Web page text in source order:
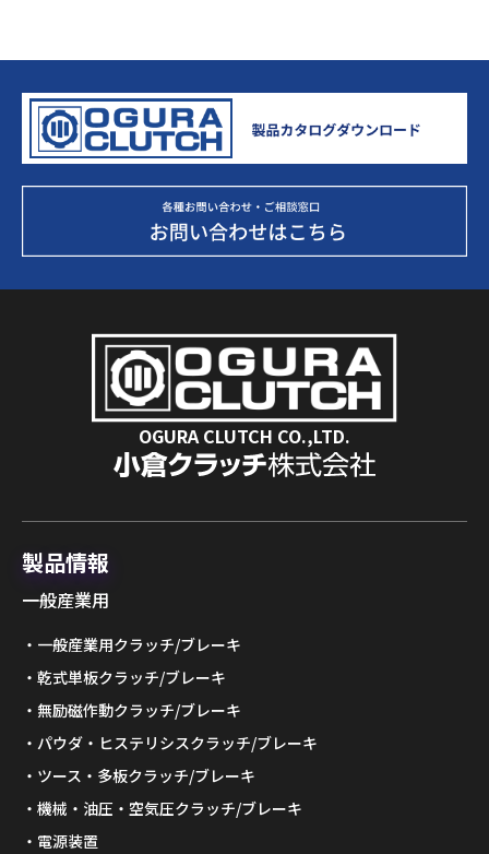
OGURA CLUTCH CO.,LTD.
製品情報
一般産業用
一般産業用クラッチ/ブレーキ
乾式単板クラッチ/ブレーキ
無励磁作動クラッチ/ブレーキ
パウダ・ヒステリシスクラッチ/ブレーキ
ツース・多板クラッチ/ブレーキ
機械・油圧・空気圧クラッチ/ブレーキ
電源装置